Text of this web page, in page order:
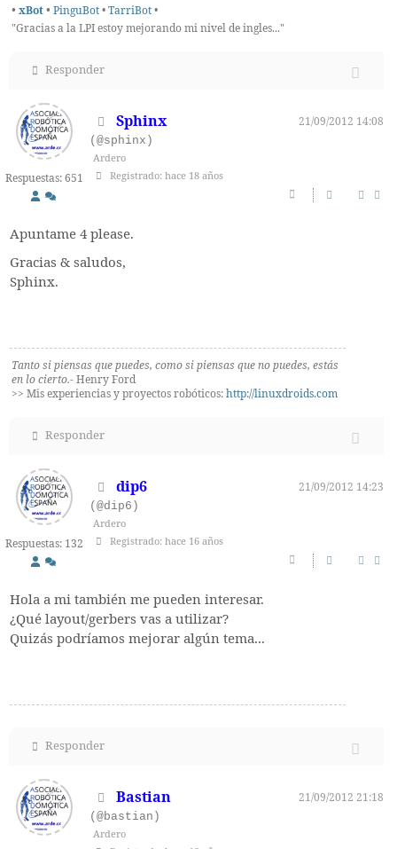
• xBot • PinguBot • TarriBot •
"Gracias a la LPI estoy mejorando mi nivel de ingles..."
Responder
Respuestas: 651
Sphinx
21/09/2012 14:08
(@sphinx)
Ardero
Registrado: hace 18 años
Apuntame 4 please.
Gracias & saludos,
Sphinx.
Tanto si piensas que puedes, como si piensas que no puedes, estás
en lo cierto.- Henry Ford
>> Mis experiencias y proyectos robóticos: http://linuxdroids.com
Responder
Respuestas: 132
dip6
21/09/2012 14:23
(@dip6)
Ardero
Registrado: hace 16 años
Hola a mi también me pueden interesar.
¿Qué layout/gerbers vas a utilizar?
Quizás podríamos mejorar algún tema...
Responder
Bastian
21/09/2012 21:18
(@bastian)
Ardero